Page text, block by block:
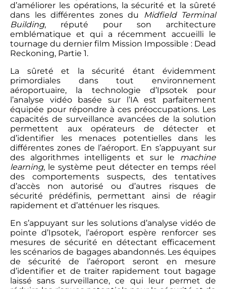
d’améliorer les opérations, la sécurité et la sûreté
dans les différentes zones du
Midfield Terminal
Building, réputé pour son architecture
emblématique et qui a récemment accueilli le
tournage du dernier film Mission Impossible : Dead
Reckoning, Partie 1.
La sûreté et la sécurité étant évidemment
primordiales dans tout environnement
aéroportuaire, la technologie d’Ipsotek pour
l’analyse vidéo basée sur l’IA est parfaitement
équipée pour répondre à ces préoccupations. Les
capacités de surveillance avancées de la solution
permettent aux opérateurs de détecter et
d’identifier les menaces potentielles dans les
différentes zones de l’aéroport. En s’appuyant sur
des algorithmes intelligents et sur le machine
learning, le système peut détecter en temps réel
des comportements suspects, des tentatives
d’accès non autorisé ou d’autres risques de
sécurité prédéfinis, permettant ainsi de réagir
rapidement et d’atténuer les risques.
En s’appuyant sur les solutions d’analyse vidéo de
pointe d’Ipsotek, l’aéroport espère renforcer ses
mesures de sécurité en détectant efficacement
les scénarios de bagages abandonnés. Les équipes
de sécurité de l’aéroport seront en mesure
d’identifier et de traiter rapidement tout bagage
laissé sans surveillance, ce qui leur permet de